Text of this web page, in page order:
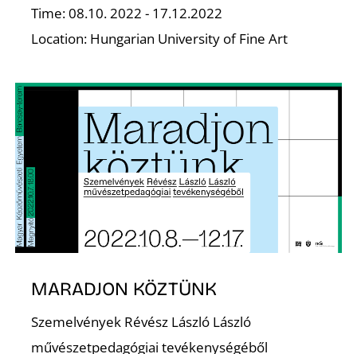
Time: 08.10. 2022 - 17.12.2022
Location: Hungarian University of Fine Art
MARADJON KÖZTÜNK
Szemelvények Révész László László
művészetpedagógiai tevékenységéből